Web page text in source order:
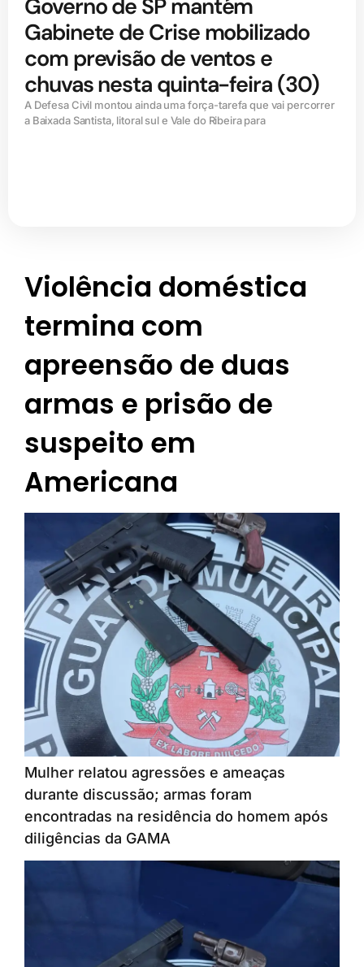
Governo de SP mantém
Gabinete de Crise mobilizado
com previsão de ventos e
chuvas nesta quinta-feira (30)
A Defesa Civil montou ainda uma força-tarefa que vai percorrer
a Baixada Santista, litoral sul e Vale do Ribeira para
Violência doméstica
termina com
apreensão de duas
armas e prisão de
suspeito em
Americana
Mulher relatou agressões e ameaças
durante discussão; armas foram
encontradas na residência do homem após
diligências da GAMA